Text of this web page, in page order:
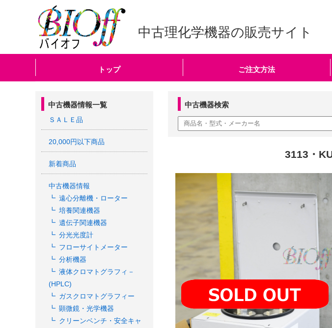
中古理化学機器の販売サイト
トップ ご注文方法
中古機器情報一覧
ＳＡＬＥ品
20,000円以下商品
新着商品
中古機器情報
遠心分離機・ローター
培養関連機器
遺伝子関連機器
分光光度計
フローサイトメーター
分析機器
液体クロマトグラフィ－
(HPLC)
ガスクロマトグラフィー
顕微鏡・光学機器
クリーンベンチ・安全キャ
中古機器検索
3113・